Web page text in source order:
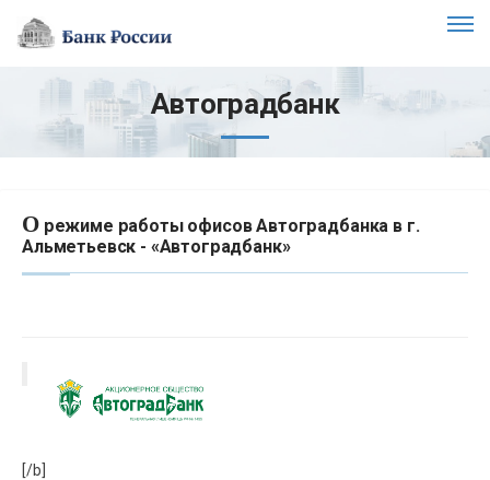
Автоградбанк
Орежиме работы офисов Автоградбанка в г.
Альметьевск - «Автоградбанк»
[/b]